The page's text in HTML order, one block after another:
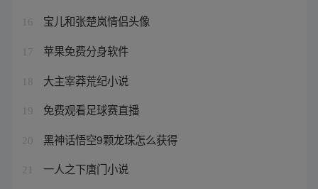
16 宝儿和张楚岚情侣头像
17 苹果免费分身软件
18 大主宰莽荒纪小说
19 免费观看足球赛直播
20 黑神话悟空9颗龙珠怎么获得
21 一人之下唐门小说